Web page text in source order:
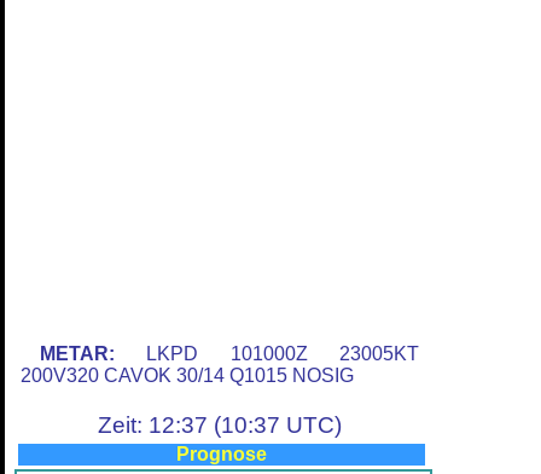
METAR: LKPD 101000Z 23005KT
200V320 CAVOK 30/14 Q1015 NOSIG
Zeit: 12:37 (10:37 UTC)
Prognose